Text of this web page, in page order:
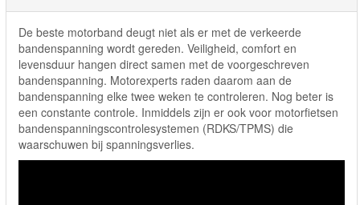
De beste motorband deugt niet als er met de verkeerde
bandenspanning wordt gereden. Veiligheid, comfort en
levensduur hangen direct samen met de voorgeschreven
bandenspanning. Motorexperts raden daarom aan de
bandenspanning elke twee weken te controleren. Nog beter is
een constante controle. Inmiddels zijn er ook voor motorfietsen
bandenspanningscontrolesystemen (RDKS/TPMS) die
waarschuwen bij spanningsverlies.